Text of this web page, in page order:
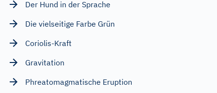
Der Hund in der Sprache
Die vielseitige Farbe Grün
Coriolis-Kraft
Gravitation
Phreatomagmatische Eruption